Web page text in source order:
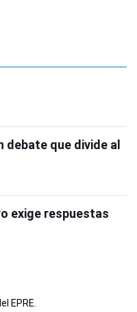
debate que divide al
exige respuestas
EPRE.